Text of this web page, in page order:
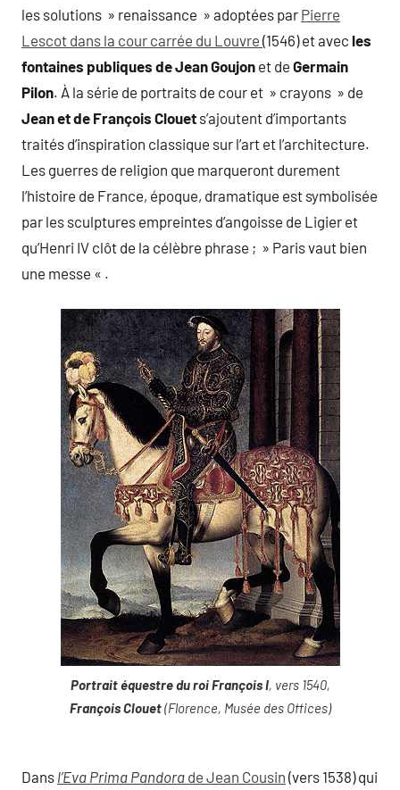
les solutions » renaissance » adoptées par Pierre
Lescot dans la cour carrée du Louvre (1546) et avec les
fontaines publiques de Jean Goujon et de Germain
Pilon. À la série de portraits de cour et » crayons » de
Jean et de François Clouet s’ajoutent d’importants
traités d’inspiration classique sur l’art et l’architecture.
Les guerres de religion que marqueront durement
l’histoire de France, époque, dramatique est symbolisée
par les sculptures empreintes d’angoisse de Ligier et
qu’Henri IV clôt de la célèbre phrase ; » Paris vaut bien
une messe « .
Portrait équestre du roi François I, vers 1540,
François Clouet(Florence, Musée des Offices)
Dans l’Eva Prima Pandora de Jean Cousin (vers 1538) qui